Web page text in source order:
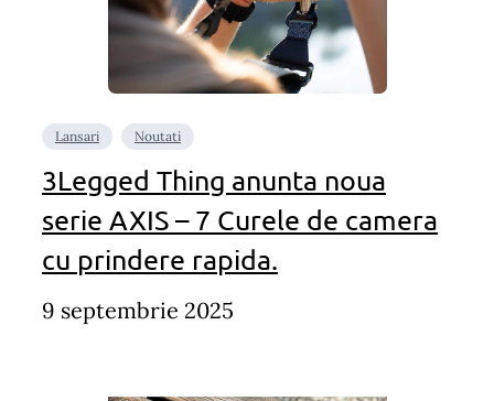
Lansari Noutati
3Legged Thing anunta noua
serie AXIS – 7 Curele de camera
cu prindere rapida.
9 septembrie 2025